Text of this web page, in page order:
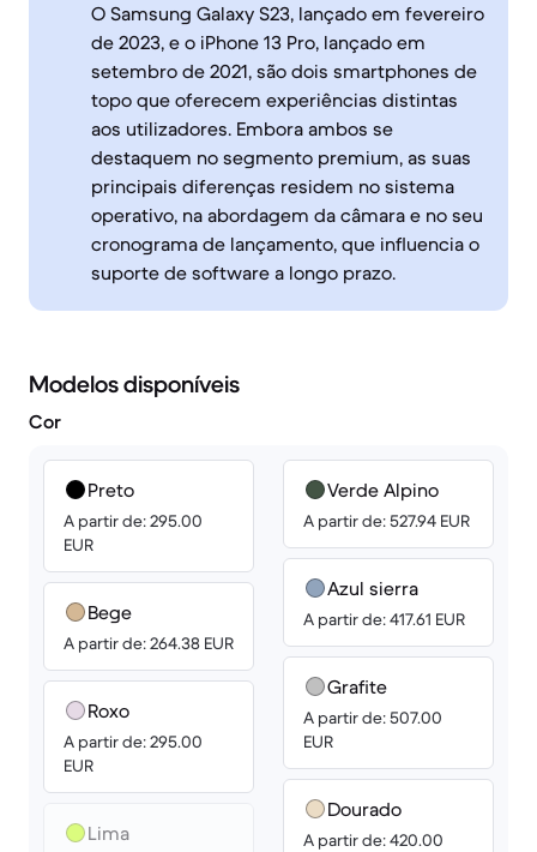
O Samsung Galaxy S23, lançado em fevereiro
de 2023, e o iPhone 13 Pro, lançado em
setembro de 2021, são dois smartphones de
topo que oferecem experiências distintas
aos utilizadores. Embora ambos se
destaquem no segmento premium, as suas
principais diferenças residem no sistema
operativo, na abordagem da câmara e no seu
cronograma de lançamento, que influencia o
suporte de software a longo prazo.
Modelos disponíveis
Cor
Preto
A partir de: 295.00
EUR
Bege
A partir de: 264.38 EUR
Roxo
A partir de: 295.00
EUR
Lima
Verde Alpino
A partir de: 527.94 EUR
Azul sierra
A partir de: 417.61 EUR
Grafite
A partir de: 507.00
EUR
Dourado
A partir de: 420.00